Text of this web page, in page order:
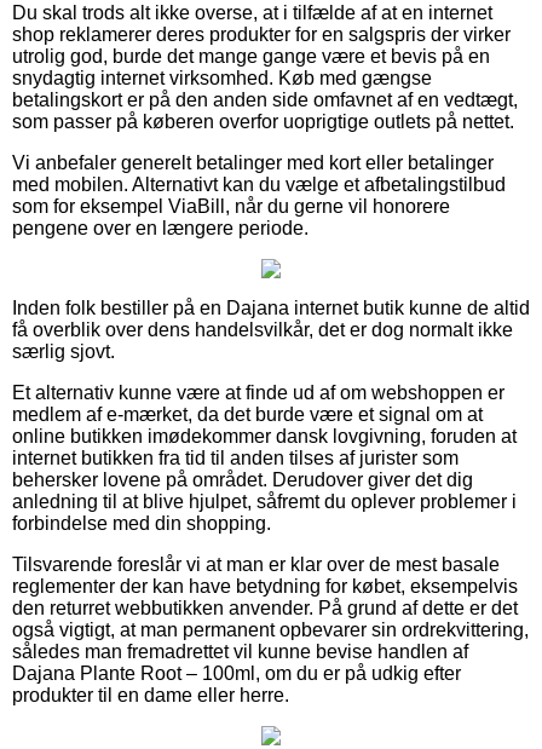
Du skal trods alt ikke overse, at i tilfælde af at en internet
shop reklamerer deres produkter for en salgspris der virker
utrolig god, burde det mange gange være et bevis på en
snydagtig internet virksomhed. Køb med gængse
betalingskort er på den anden side omfavnet af en vedtægt,
som passer på køberen overfor uoprigtige outlets på nettet.
Vi anbefaler generelt betalinger med kort eller betalinger
med mobilen. Alternativt kan du vælge et afbetalingstilbud
som for eksempel ViaBill, når du gerne vil honorere
pengene over en længere periode.
Inden folk bestiller på en Dajana internet butik kunne de altid
få overblik over dens handelsvilkår, det er dog normalt ikke
særlig sjovt.
Et alternativ kunne være at finde ud af om webshoppen er
medlem af e-mærket, da det burde være et signal om at
online butikken imødekommer dansk lovgivning, foruden at
internet butikken fra tid til anden tilses af jurister som
behersker lovene på området. Derudover giver det dig
anledning til at blive hjulpet, såfremt du oplever problemer i
forbindelse med din shopping.
Tilsvarende foreslår vi at man er klar over de mest basale
reglementer der kan have betydning for købet, eksempelvis
den returret webbutikken anvender. På grund af dette er det
også vigtigt, at man permanent opbevarer sin ordrekvittering,
således man fremadrettet vil kunne bevise handlen af
Dajana Plante Root – 100ml, om du er på udkig efter
produkter til en dame eller herre.